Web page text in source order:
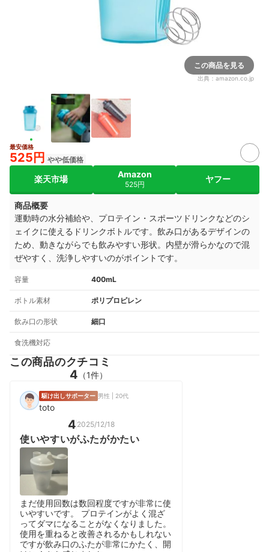
この商品を見る
出典： amazon.co.jp
最安価格
525円 やや低価格
楽天市場 Amazon
525円
ヤフー
商品概要
運動時の水分補給や、プロテイン・スポーツドリンクなどのシ
ェイクに使えるドリンクボトルです。飲み口があるデザインの
ため、動きながらでも飲みやすい形状。内壁が滑らかなので混
ぜやすく、洗浄しやすいのがポイントです。
容量 400mL
ボトル素材 ポリプロピレン
飲み口の形状 細口
食洗機対応
この商品のクチコミ
4 （1件）
駆け出しサポーター 男性 | 20代
toto
4 2025/12/18
使いやすいがふたがかたい
まだ使用回数は数回程度ですが非常に使
いやすいです。 プロテインがよく混ざ
ってダマになることがなくなりました。
使用を重ねると改善されるかもしれない
ですが飲み口のふたが非常にかたく、開